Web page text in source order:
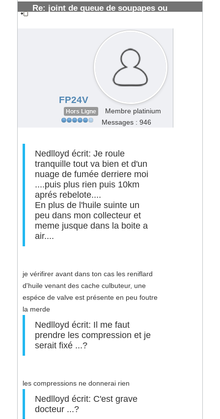
Re: joint de queue de soupapes ou
FP24V
Hors Ligne
Membre platinium
Messages : 946
Nedlloyd écrit: Je roule
tranquille tout va bien et d'un
nuage de fumée derriere moi
....puis plus rien puis 10km
aprés rebelote....
En plus de l'huile suinte un
peu dans mon collecteur et
meme jusque dans la boite a
air....
je vérifirer avant dans ton cas les reniflard
d'huile venant des cache culbuteur, une
espéce de valve est présente en peu foutre
la merde
Nedlloyd écrit: Il me faut
prendre les compression et je
serait fixé ...?
les compressions ne donnerai rien
Nedlloyd écrit: C'est grave
docteur ...?